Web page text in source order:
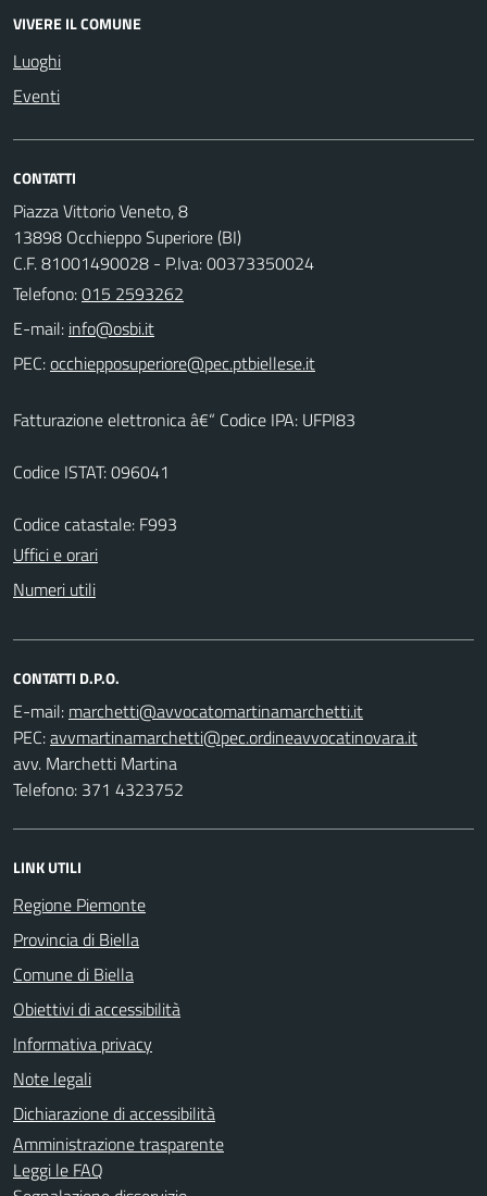
VIVERE IL COMUNE
Luoghi
Eventi
CONTATTI
Piazza Vittorio Veneto, 8
13898 Occhieppo Superiore (BI)
C.F. 81001490028 - P.Iva: 00373350024
Telefono:015 2593262
E-mail:
PEC:
Fatturazione elettronica â€“ Codice IPA: UFPI83
Codice ISTAT: 096041
Codice catastale: F993
Uffici e orari
Numeri utili
CONTATTI D.P.O.
E-mail:
PEC:
avv. Marchetti Martina
Telefono: 371 4323752
LINK UTILI
Regione Piemonte
Provincia di Biella
Comune di Biella
Obiettivi di accessibilità
Informativa privacy
Note legali
Dichiarazione di accessibilità
Amministrazione trasparente
Leggi le FAQ